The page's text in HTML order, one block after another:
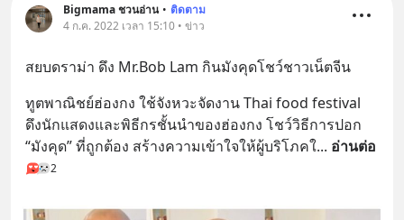
Bigmama ชวนอ่าน • ติดตาม
4 ก.ค. 2022 เวลา 15:10 • ข่าว
สยบดราม่า ดึง Mr.Bob Lam กินมังคุดโชว์ชาวเน็ตจีน
ทูตพาณิชย์ฮ่องกง ใช้จังหวะจัดงาน Thai food festival
ดึงนักแสดงและพิธีกรชั้นนำของฮ่องกง โชว์วิธีการปอก
“มังคุด” ที่ถูกต้อง สร้างความเข้าใจให้ผู้บริโภคใ... อ่านต่อ
2